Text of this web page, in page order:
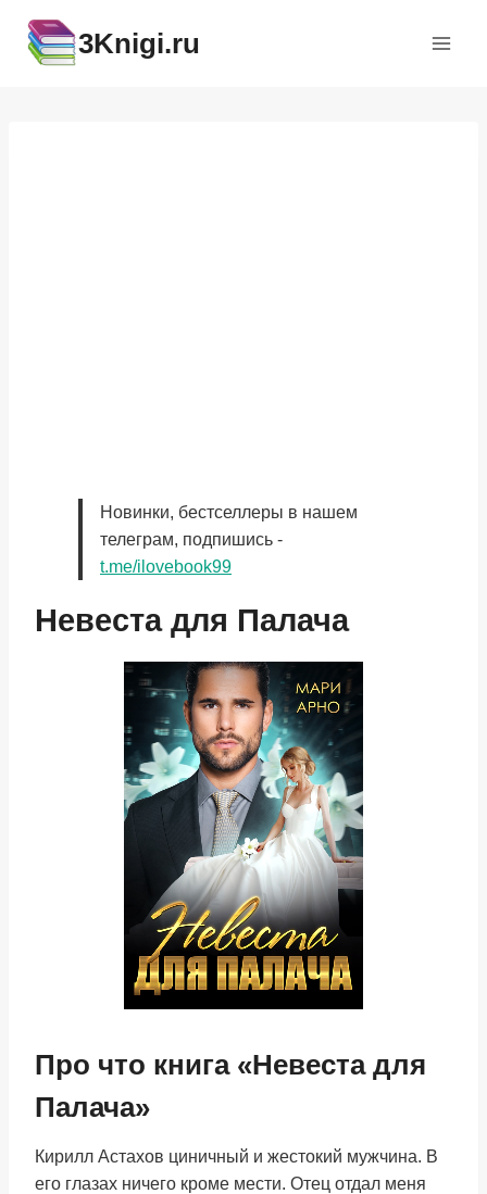
содержимому
3Knigi.ru
Новинки, бестселлеры в нашем
телеграм, подпишись -
t.me/ilovebook99
Невеста для Палача
Про что книга «Невеста для
Палача»
Кирилл Астахов циничный и жестокий мужчина. В
его глазах ничего кроме мести. Отец отдал меня